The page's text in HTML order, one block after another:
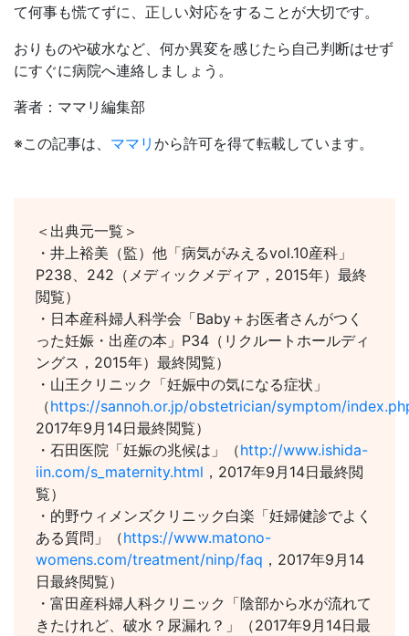
て何事も慌てずに、正しい対応をすることが大切です。
おりものや破水など、何か異変を感じたら自己判断はせず
にすぐに病院へ連絡しましょう。
著者：ママリ編集部
※この記事は、 ママリ から許可を得て転載しています。
＜出典元一覧＞
・井上裕美（監）他「病気がみえるvol.10産科」
P238、242（メディックメディア，2015年）最終
閲覧）
・日本産科婦人科学会「Baby＋お医者さんがつく
った妊娠・出産の本」P34（リクルートホールディ
ングス，2015年）最終閲覧）
・山王クリニック「妊娠中の気になる症状」
（https://sannoh.or.jp/obstetrician/symptom/
2017年9月14日最終閲覧）
・石田医院「妊娠の兆候は」（http://www.ishida-
iin.com/s_maternity.html ，2017年9月14日最終閲
覧）
・的野ウィメンズクリニック白楽「妊婦健診でよく
ある質問」（https://www.matono-
womens.com/treatment/ninp/faq ，2017年9月14
日最終閲覧）
・富田産科婦人科クリニック「陰部から水が流れて
きたけれど、破水？尿漏れ？」（2017年9月14日最